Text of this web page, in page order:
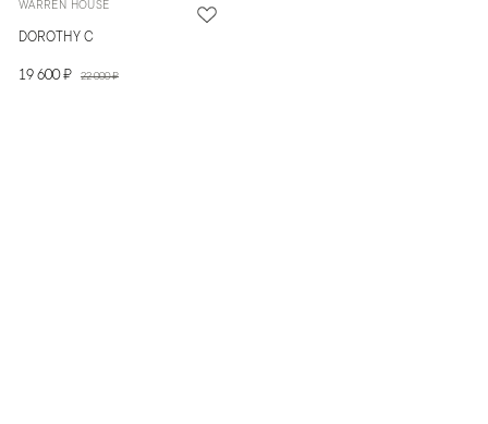
WARREN HOUSE
DOROTHY C
19 600 ₽ 22 000 ₽